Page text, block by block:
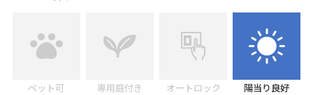
ペット可 専用庭付き オートロック 陽当り良好